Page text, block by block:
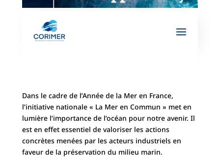
Dans le cadre de l’Année de la Mer en France,
l’initiative nationale « La Mer en Commun » met en
lumière l’importance de l’océan pour notre avenir. Il
est en effet essentiel de valoriser les actions
concrètes menées par les acteurs industriels en
faveur de la préservation du milieu marin.